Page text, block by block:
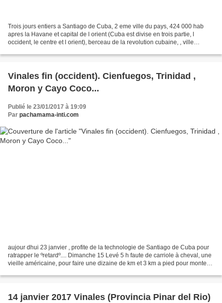
Trois jours entiers a Santiago de Cuba, 2 eme ville du pays, 424 000 hab
apres la Havane et capital de l orient (Cuba est divise en trois partie, l
occident, le centre et l orient), berceau de la revolution cubaine, , ville
Vinales fin (occident). Cienfuegos, Trinidad ,
Moron y Cayo Coco...
Publié le 23/01/2017 à 19:09
Par pachamama-inti.com
aujour dhui 23 janvier , profite de la technologie de Santiago de Cuba pour
ratrapper le ºretardº.... Dimanche 15 Levé 5 h faute de carriole à cheval, une
vieille américaine, pour faire une dizaine de km et 3 km a pied pour monter
14 janvier 2017 Vinales (Provincia Pinar del Rio)